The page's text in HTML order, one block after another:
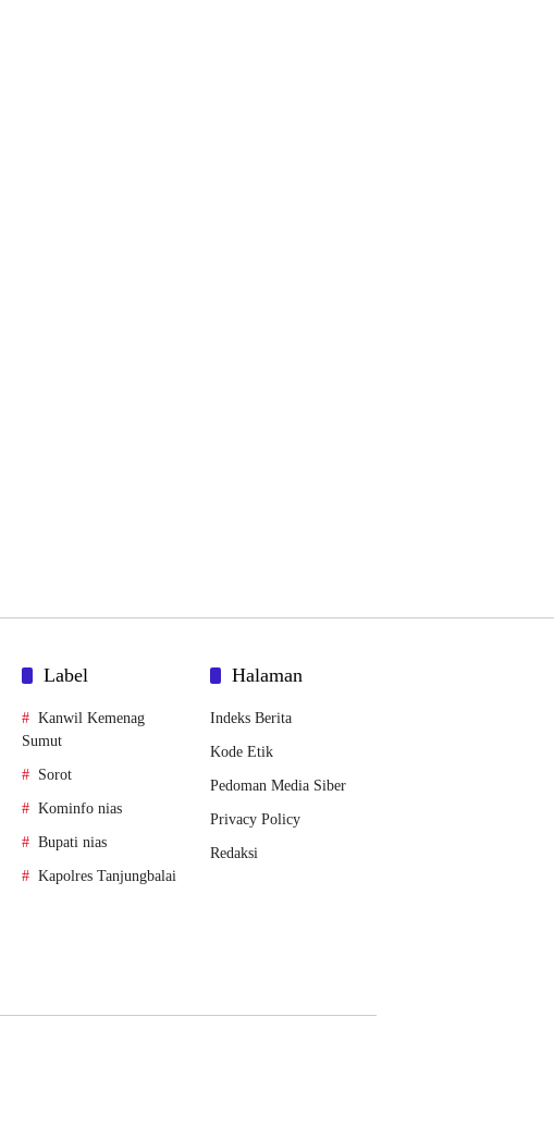
Label
Kanwil Kemenag
Sumut
Sorot
Kominfo nias
Bupati nias
Kapolres Tanjungbalai
Halaman
Indeks Berita
Kode Etik
Pedoman Media Siber
Privacy Policy
Redaksi